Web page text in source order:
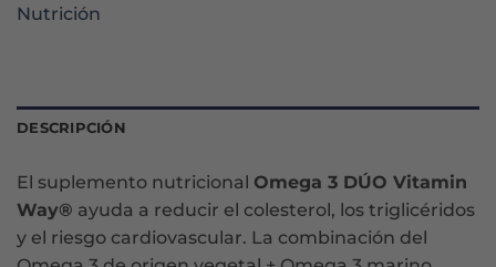
Nutrición
DESCRIPCIÓN
El suplemento nutricional Omega 3 DÚO Vitamin
Way® ayuda a reducir el colesterol, los triglicéridos
y el riesgo cardiovascular. La combinación del